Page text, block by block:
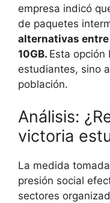
empresa indicó
de paquetes
alternativas entre
10GB. Esta opción
estudiantes, sino
población.
Análisis:
victoria
La medida
presión social
sectores